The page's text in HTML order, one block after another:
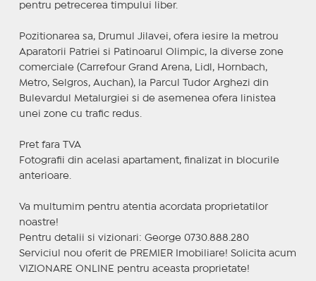
pentru petrecerea timpului liber.
Pozitionarea sa, Drumul Jilavei, ofera iesire la metrou
Aparatorii Patriei si Patinoarul Olimpic, la diverse zone
comerciale (Carrefour Grand Arena, Lidl, Hornbach,
Metro, Selgros, Auchan), la Parcul Tudor Arghezi din
Bulevardul Metalurgiei si de asemenea ofera linistea
unei zone cu trafic redus.
Pret fara TVA
Fotografii din acelasi apartament, finalizat in blocurile
anterioare.
Va multumim pentru atentia acordata proprietatilor
noastre!
Pentru detalii si vizionari: George 0730.888.280
Serviciul nou oferit de PREMIER Imobiliare! Solicita acum
VIZIONARE ONLINE pentru aceasta proprietate!